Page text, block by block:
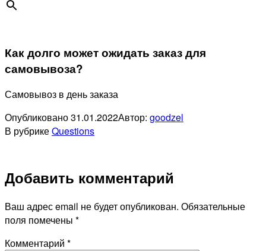
Как долго может ожидать заказ для
самовывоза?
Самовывоз в день заказа
Опубликовано31.01.2022Автор: goodzel
В рубрикеQuestions
Добавить комментарий
Ваш адрес email не будет опубликован. Обязательные
поля помечены *
Комментарий *